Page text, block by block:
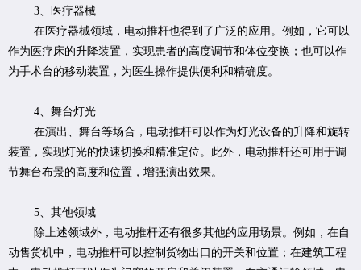
3、医疗器械
在医疗器械领域，电动推杆也得到了广泛的应用。例如，它可以
作为医疗床的升降装置，实现患者的高度调节和体位变换；也可以作
为手术台的移动装置，为医生操作提供便利和精确度。
4、舞台灯光
在演出、舞台等场合，电动推杆可以作为灯光设备的升降和旋转
装置，实现灯光的快速切换和精准定位。此外，电动推杆还可用于调
节舞台布景的高度和位置，增强演出效果。
5、其他领域
除上述领域外，电动推杆还有很多其他的应用场景。例如，在自
动售货机中，电动推杆可以控制货物出口的开关和位置；在建筑工程